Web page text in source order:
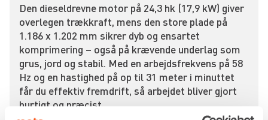
Den dieseldrevne motor på 24,3 hk (17,9 kW) giver
overlegen trækkraft, mens den store plade på
1.186 x 1.202 mm sikrer dyb og ensartet
komprimering – også på krævende underlag som
grus, jord og stabil. Med en arbejdsfrekvens på 58
Hz og en hastighed på op til 31 meter i minuttet
får du effektiv fremdrift, så arbejdet bliver gjort
hurtigt og præcist.